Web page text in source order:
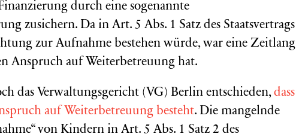
durch eine sogenannte
zusichern. Da in Art. 5 Abs. 1 Satz des Staatsvertrags
zur Aufnahme bestehen würde, war eine Zeitlang
Anspruch auf Weiterbetreuung hat.
das Verwaltungsgericht (VG) Berlin entschieden,dass
auf Weiterbetreuung besteht. Die mangelnde
von Kindern in Art. 5 Abs. 1 Satz 2 des